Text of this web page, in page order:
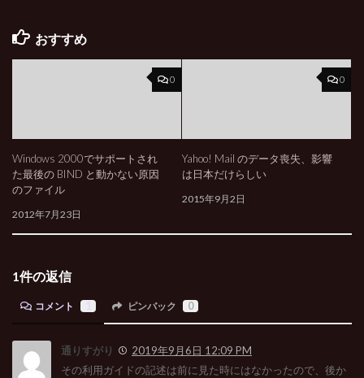
おすすめ
0
Windows 2000でサポートされ
た最後の BIND と動かない原因
のファイル
2012年7月23日
0
Yahoo! Mail のデータ喪失、影響
は日本だけらしい
2015年9月2日
1件の返信
コメント ピンバック 0
通りすがり
2019年9月6日 12:09 PM
その利用ガイドの記述は前に見た時にはなかったので、後か